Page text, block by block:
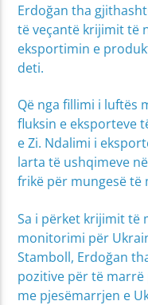
Erdoğan tha
të veçantë krijimit të
eksportimin e
deti.
Që nga fillimi i luftës
fluksin e eksporteve
e Zi. Ndalimi i
larta të ushqimeve
frikë për mungesë të
Sa i përket krijimit të
monitorimi për
Stamboll, Erdoğan
pozitive për të marrë
me pjesëmarrjen e